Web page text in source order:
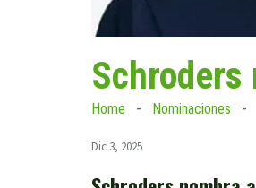
Schroders
Home Nominaciones
Dic 3, 2025